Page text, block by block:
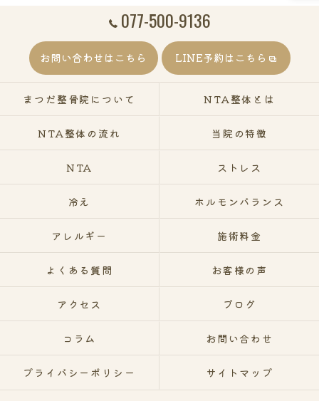
077-500-9136
お問い合わせはこちら LINE予約はこちら
まつだ整骨院について NTA整体とは
NTA整体の流れ 当院の特徴
NTA ストレス
冷え ホルモンバランス
アレルギー 施術料金
よくある質問 お客様の声
アクセス ブログ
コラム お問い合わせ
プライバシーポリシー サイトマップ